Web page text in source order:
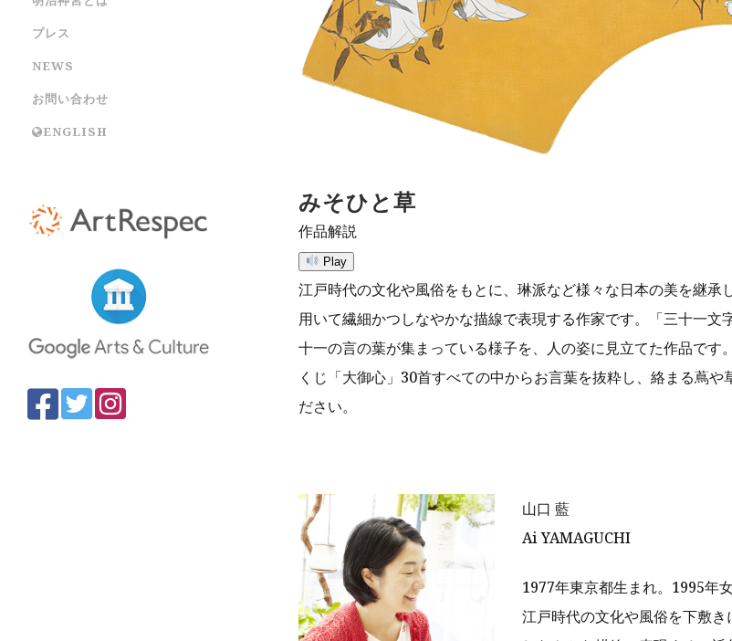
プレス
NEWS
お問い合わせ
ENGLISH
みそひと草
作品解説
Play
江戸時代の文化や風俗をもとに、琳派など様々な日本の美を継
用いて繊細かつしなやかな描線で表現する作家です。「三十一
十一の言の葉が集まっている様子を、人の姿に見立てた作品で
くじ「大御心」30首すべての中からお言葉を抜粋し、絡まる蔦
ださい。
山口 藍
Ai YAMAGUCHI
1977年東京都生まれ。1995年
江戸時代の文化や風俗を下敷